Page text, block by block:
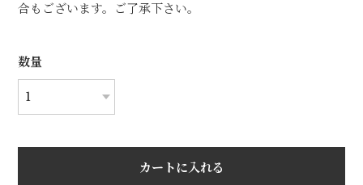
合もございます。ご了承下さい。
数量
カートに入れる